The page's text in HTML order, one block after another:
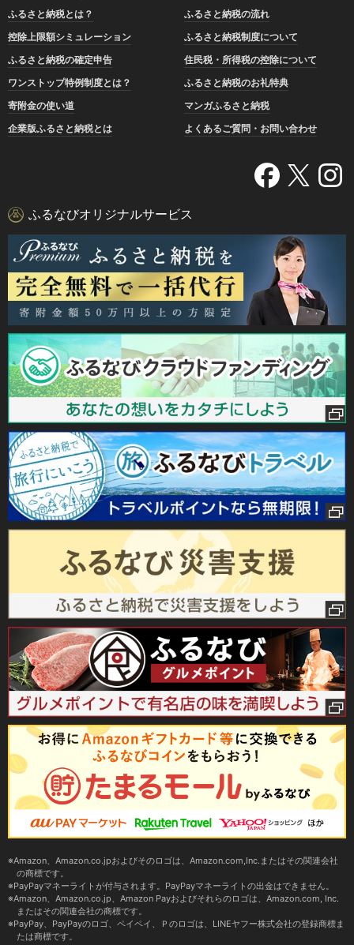
ふるさと納税とは？
ふるさと納税の流れ
控除上限額シミュレーション
ふるさと納税制度について
ふるさと納税の確定申告
住民税・所得税の控除について
ワンストップ特例制度とは？
ふるさと納税のお礼特典
寄附金の使い道
マンガふるさと納税
企業版ふるさと納税とは
よくあるご質問・お問い合わせ
ふるなびオリジナルサービス
Amazon、Amazon.co.jpおよびそのロゴは、Amazon.com,Inc.またはその関連会社
の商標です。
PayPayマネーライトが付与されます。PayPayマネーライトの出金はできません。
Amazon、Amazon.co.jp、Amazon Payおよびそれらのロゴは、Amazon.com, Inc.
またはその関連会社の商標です。
PayPay、PayPayのロゴ、ペイペイ、Ｐのロゴは、LINEヤフー株式会社の登録商標ま
たは商標です。